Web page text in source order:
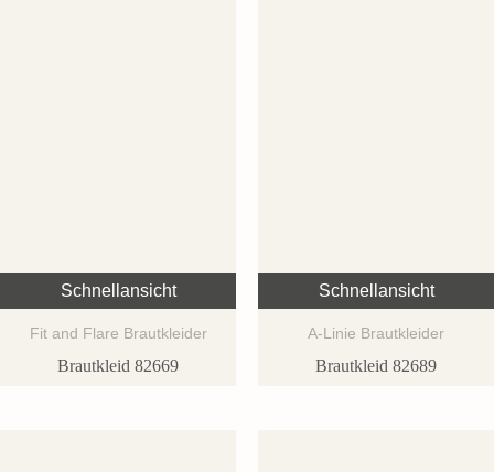
Schnellansicht
Fit and Flare Brautkleider
Brautkleid 82669
Schnellansicht
A-Linie Brautkleider
Brautkleid 82689